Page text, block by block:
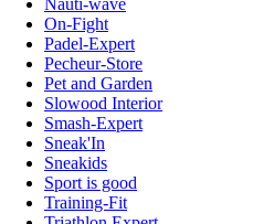
Nauti-wave
On-Fight
Padel-Expert
Pecheur-Store
Pet and Garden
Slowood Interior
Smash-Expert
Sneak'In
Sneakids
Sport is good
Training-Fit